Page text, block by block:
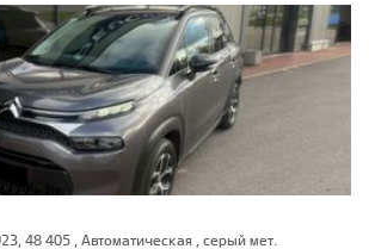
48 405 , Автоматическая , серый мет.